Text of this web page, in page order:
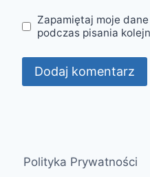
Zapamiętaj moje
podczas pisania
Polityka Prywatności